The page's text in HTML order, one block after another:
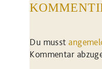
Du musst
Kommentar